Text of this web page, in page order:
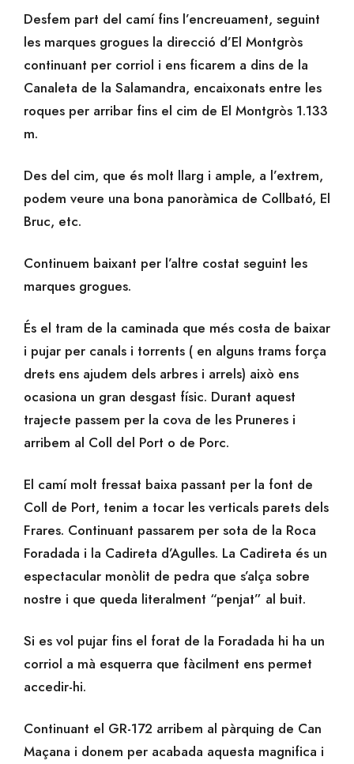
Desfem part del camí fins l’encreuament, seguint
les marques grogues la direcció d’El Montgròs
continuant per corriol i ens ficarem a dins de la
Canaleta de la Salamandra, encaixonats entre les
roques per arribar fins el cim de El Montgròs 1.133
m.
Des del cim, que és molt llarg i ample, a l’extrem,
podem veure una bona panoràmica de Collbató, El
Bruc, etc.
Continuem baixant per l’altre costat seguint les
marques grogues.
És el tram de la caminada que més costa de baixar
i pujar per canals i torrents ( en alguns trams força
drets ens ajudem dels arbres i arrels) això ens
ocasiona un gran desgast físic. Durant aquest
trajecte passem per la cova de les Pruneres i
arribem al Coll del Port o de Porc.
El camí molt fressat baixa passant per la font de
Coll de Port, tenim a tocar les verticals parets dels
Frares. Continuant passarem per sota de la Roca
Foradada i la Cadireta d’Agulles. La Cadireta és un
espectacular monòlit de pedra que s’alça sobre
nostre i que queda literalment “penjat” al buit.
Si es vol pujar fins el forat de la Foradada hi ha un
corriol a mà esquerra que fàcilment ens permet
accedir-hi.
Continuant el GR-172 arribem al pàrquing de Can
Maçana i donem per acabada aquesta magnifica i